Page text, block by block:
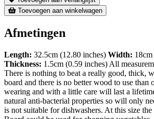
Toevoegen aan winkelwagen
Afmetingen
Length: 32.5cm (12.80 inches) Width:
Thickness: 1.5cm (0.59 inches) All
There is nothing to beat a really good, thick,
board and there is no better wood to use than
wearing and with a little care will last a
natural anti-bacterial properties so will only
is not suitable for dishwashers. At this size